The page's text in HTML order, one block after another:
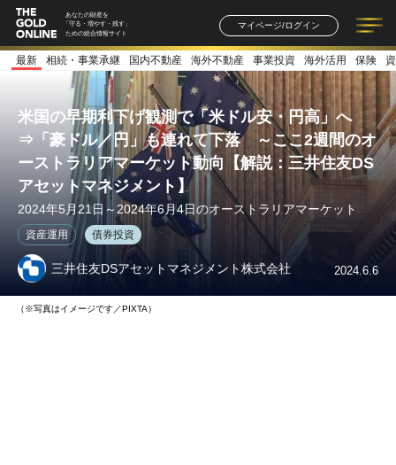
あなたの財産を
「守る・増やす・残す」
ための総合情報サイト
マイページ/ログイン
記事一覧 連載一覧
著者一覧 書籍一覧
最新 相続・事業承継 国内不動産 海外不動産 事業投資 海外活用 保険
米国の早期利下げ観測で「米ドル安・円高」へ
⇒「豪ドル／円」も連れて下落 ～ここ2週間のオ
ーストラリアマーケット動向【解説：三井住友DS
アセットマネジメント】
2024年5月21日～2024年6月4日のオーストラリアマーケット
資産運用 債券投資
三井住友DSアセットマネジメント株式会社 2024.6.6
（※写真はイメージです／PIXTA）